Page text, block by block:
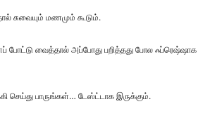
சுவையும் மணமும் கூடும்.
போட்டு வைத்தால் அப்போது பறித்தது போல ஃப்ரெஷ்ஷாக
செய்து பாருங்கள்… டேஸ்ட்டாக இருக்கும்.